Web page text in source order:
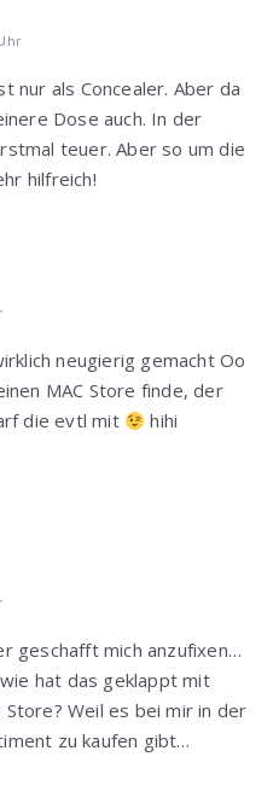
nur als Concealer. Aber da
Dose auch. In der
teuer. Aber so um die
hilfreich!
neugierig gemacht Oo
MAC Store finde, der
die evtl mit
hihi
geschafft mich anzufixen…
hat das geklappt mit
Weil es bei mir in der
zu kaufen gibt…